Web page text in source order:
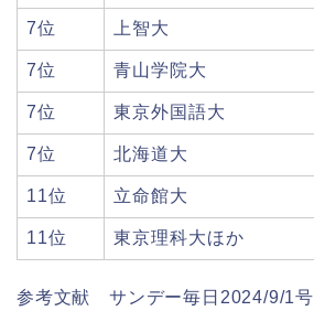
7位 上智大
7位 青山学院大
7位 東京外国語大
7位 北海道大
11位 立命館大
11位 東京理科大ほか
参考文献 サンデー毎日2024/9/1号